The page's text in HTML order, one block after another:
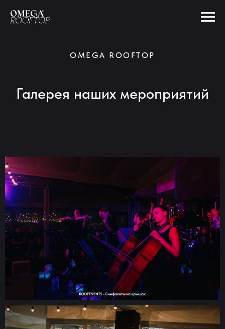
OMEGA ROOFTOP
Галерея наших мероприятий